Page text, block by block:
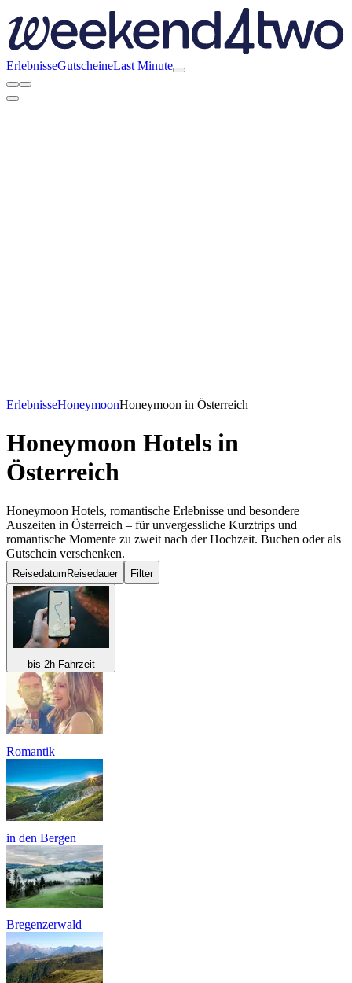
ErlebnisseGutscheineLast Minute
ErlebnisseHoneymoonHoneymoon in Österreich
Honeymoon Hotels in
Österreich
Honeymoon Hotels, romantische Erlebnisse und besondere
Auszeiten in Österreich – für unvergessliche Kurztrips und
romantische Momente zu zweit nach der Hochzeit. Buchen oder als
Gutschein verschenken.
Reisedatum Reisedauer Filter
bis 2h Fahrzeit
Romantik
in den Bergen
Bregenzerwald